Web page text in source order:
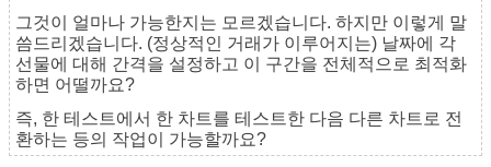
그것이 얼마나 가능한지는 모르겠습니다. 하지만 이렇게 말
씀드리겠습니다. (정상적인 거래가 이루어지는) 날짜에 각
선물에 대해 간격을 설정하고 이 구간을 전체적으로 최적화
하면 어떨까요?
즉, 한 테스트에서 한 차트를 테스트한 다음 다른 차트로 전
환하는 등의 작업이 가능할까요?